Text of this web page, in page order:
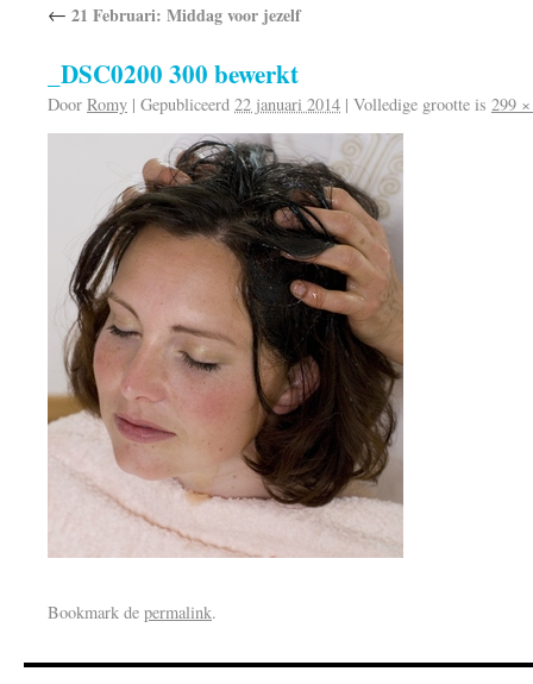
← 21 Februari: Middag voor jezelf
_DSC0200 300 bewerkt
Door Romy | Gepubliceerd 22 januari 2014 | Volledige grootte is 299
Bookmark de permalink.